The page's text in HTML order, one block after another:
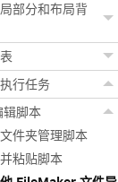
部分和布局背
行任务
辑脚本
件夹管理脚本
粘贴脚本